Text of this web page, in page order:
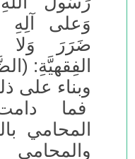
وَعلى آلِهِ
ضَرَرَ وَلا
الفِقهيَّةِ:
وبناء على
فما
المحامي